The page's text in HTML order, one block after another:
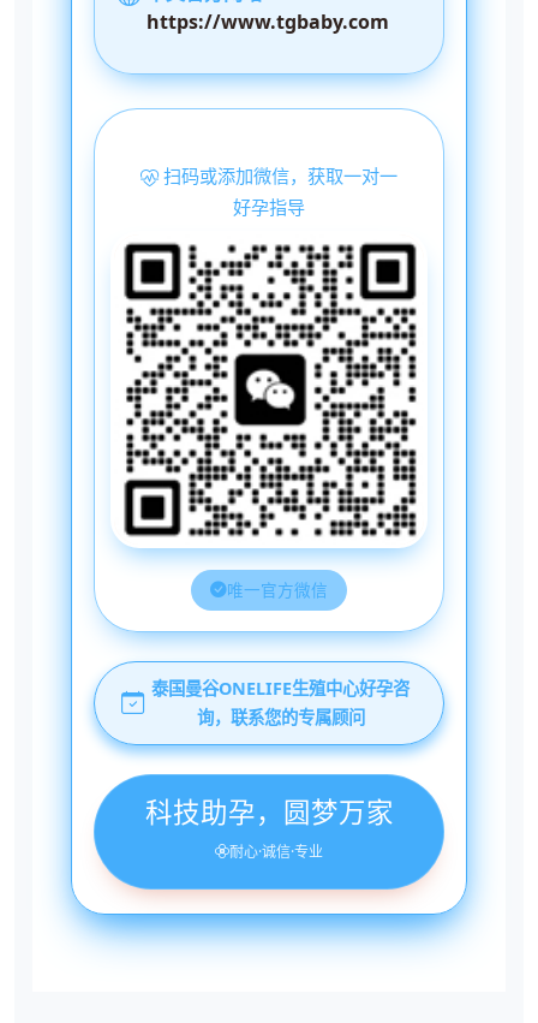
https://www.tgbaby.com
扫码或添加微信，获取一对一
好孕指导
唯一官方微信
泰国曼谷ONELIFE生殖中心好孕咨
询，联系您的专属顾问
科技助孕，圆梦万家
耐心·诚信·专业